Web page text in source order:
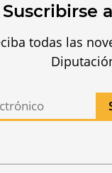
Suscribirse
todas las